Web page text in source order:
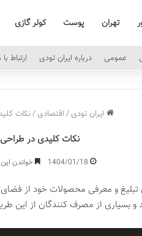
تهران پوست کولر گازی
عمومی درباره ایران تودی ارتباط با
ایران تودی / اقتصادی / نکات
نکات کلیدی در طراحی
1404/01/18 خواندن این مطلب 5
تبلیغ و معرفی محصولات خود از
و بسیاری از مصرف کنندگان از این